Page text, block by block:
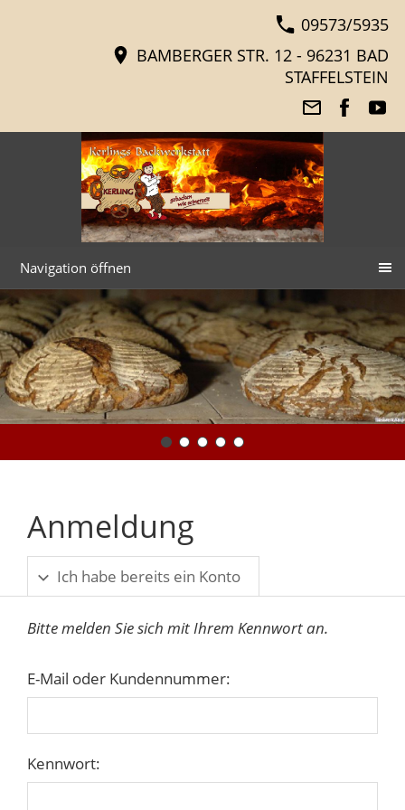
09573/5935
BAMBERGER STR. 12 - 96231 BAD
STAFFELSTEIN
Navigation öffnen
Anmeldung
Ich habe bereits ein Konto
Bitte melden Sie sich mit Ihrem Kennwort an.
E-Mail oder Kundennummer:
Kennwort: